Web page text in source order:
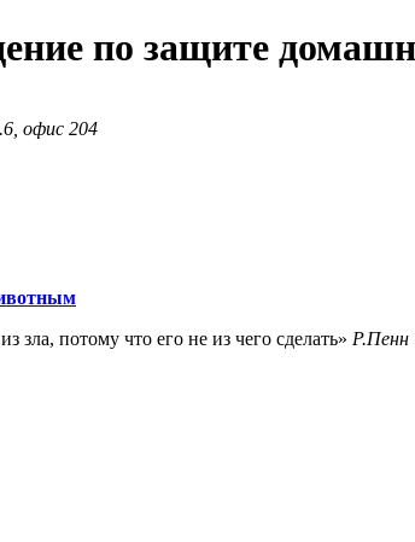
по защите
офис 204
зла, потому что его не из чего сделать
Р.Пенн